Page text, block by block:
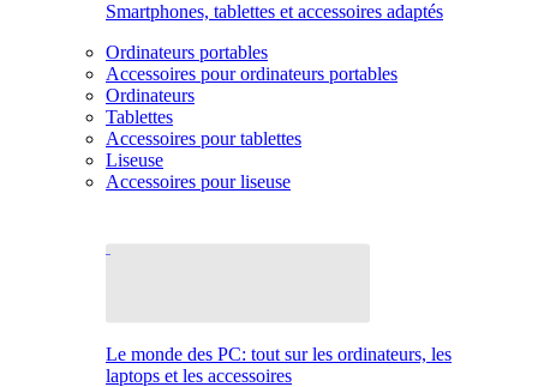
Smartphones, tablettes et accessoires adaptés
Ordinateurs portables
Accessoires pour ordinateurs portables
Ordinateurs
Tablettes
Accessoires pour tablettes
Liseuse
Accessoires pour liseuse
Le monde des PC: tout sur les ordinateurs, les
laptops et les accessoires